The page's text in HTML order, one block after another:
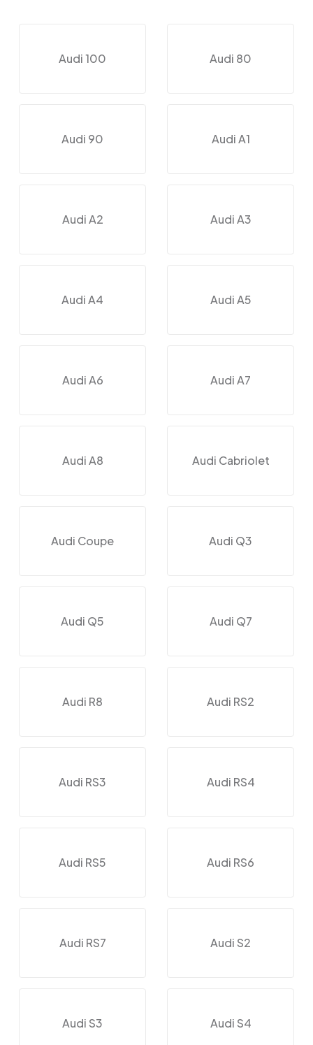
Audi 100 Audi 80
Audi 90 Audi A1
Audi A2 Audi A3
Audi A4 Audi A5
Audi A6 Audi A7
Audi A8 Audi Cabriolet
Audi Coupe Audi Q3
Audi Q5 Audi Q7
Audi R8 Audi RS2
Audi RS3 Audi RS4
Audi RS5 Audi RS6
Audi RS7 Audi S2
Audi S3 Audi S4